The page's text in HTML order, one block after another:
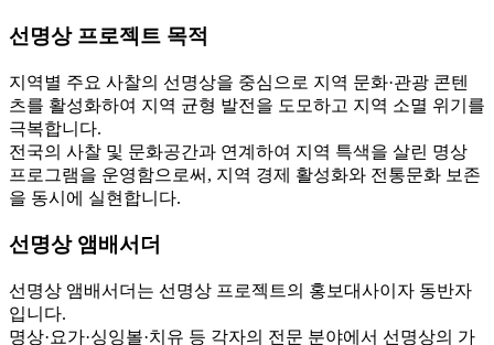
선명상 프로젝트 목적
지역별 주요 사찰의 선명상을 중심으로 지역 문화·관광 콘텐
츠를 활성화하여 지역 균형 발전을 도모하고 지역 소멸 위기를
극복합니다.
전국의 사찰 및 문화공간과 연계하여 지역 특색을 살린 명상
프로그램을 운영함으로써, 지역 경제 활성화와 전통문화 보존
을 동시에 실현합니다.
선명상 앰배서더
선명상 앰배서더는 선명상 프로젝트의 홍보대사이자 동반자
입니다.
명상·요가·싱잉볼·치유 등 각자의 전문 분야에서 선명상의 가